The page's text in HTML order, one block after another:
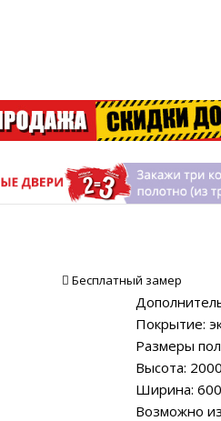
Бесплатный замер
Покрытие:
Размеры
Высота: 2000
Ширина:
Возможно